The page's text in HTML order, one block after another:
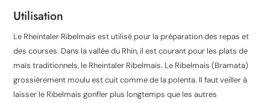
Utilisation
Le Rheintaler Ribelmais est utilisé pour la préparation des repas et
des courses. Dans la vallée du Rhin, il est courant pour les plats de
maïs traditionnels, le Rheintaler Ribelmais. Le Ribelmais (Bramata)
grossièrement moulu est cuit comme de la polenta. Il faut veiller à
laisser le Ribelmais gonfler plus longtemps que les autres